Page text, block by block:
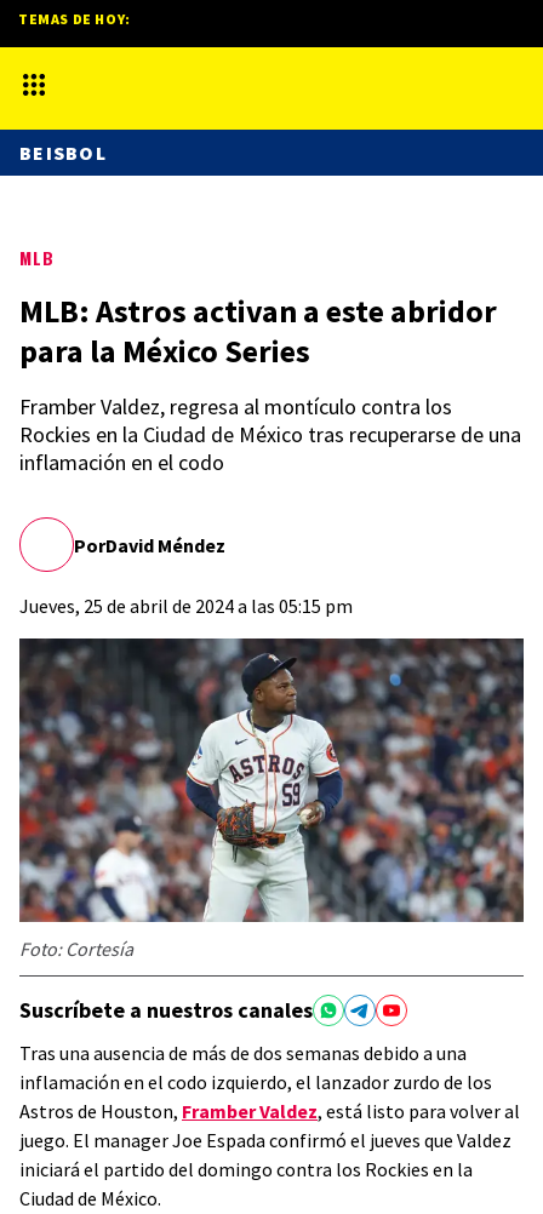
MLB
MLB: Astros activan a este abridor
para la México Series
Framber Valdez, regresa al montículo contra los
Rockies en la Ciudad de México tras recuperarse de una
inflamación en el codo
PorDavid Méndez
Jueves, 25 de abril de 2024 a las 05:15 pm
Foto: Cortesía
Suscríbete a nuestros canales
Tras una ausencia de más de dos semanas debido a una
inflamación en el codo izquierdo, el lanzador zurdo de los
Astros de Houston, Framber Valdez, está listo para volver al
juego. El manager Joe Espada confirmó el jueves que Valdez
iniciará el partido del domingo contra los Rockies en la
Ciudad de México.
TEMAS DE HOY:
BEISBOL